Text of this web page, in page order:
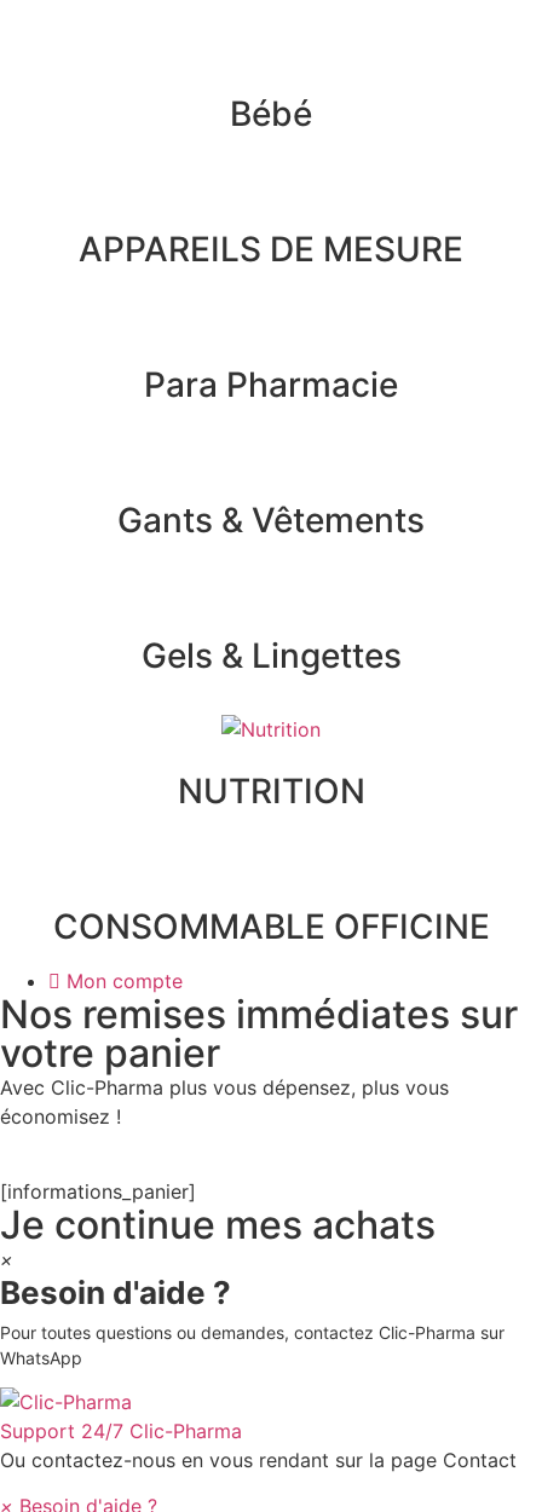
Bébé
APPAREILS DE MESURE
Para Pharmacie
Gants & Vêtements
Gels & Lingettes
NUTRITION
CONSOMMABLE OFFICINE
Mon compte
Nos remises immédiates sur
votre panier
Avec Clic-Pharma plus vous dépensez, plus vous
économisez !
[informations_panier]
Je continue mes achats
×
Besoin d'aide ?
Pour toutes questions ou demandes, contactez Clic-Pharma sur
WhatsApp
Support 24/7 Clic-Pharma
Ou contactez-nous en vous rendant sur la page Contact
× Besoin d'aide ?